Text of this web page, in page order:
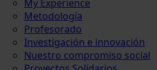
My Experience
Metodología
Profesorado
Investigación e innovación
Nuestro compromiso social